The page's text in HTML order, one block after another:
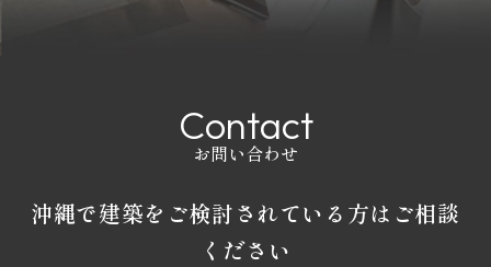
お問い合わせ
Contact
沖縄で建築をご検討されている方はご相談
ください